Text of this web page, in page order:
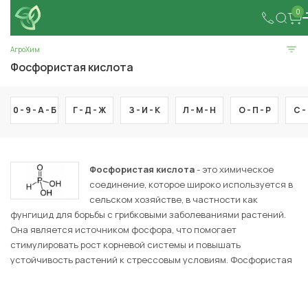
0
АгроХим
Фосфористая кислота
0 - 9 -А - Б Г - Д -Ж З - И - К Л - М - Н О - П - Р С -
Фосфористая кислота- это химическое
соединение, которое широко используется в
сельском хозяйстве, в частности как
фунгицид для борьбы с грибковыми заболеваниями растений.
Она является источником фосфора, что помогает
стимулировать рост корневой системы и повышать
устойчивость растений к стрессовым условиям. Фосфористая